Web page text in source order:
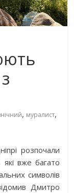
, муралист,
розпочали
які вже багато
символів
Дмитро